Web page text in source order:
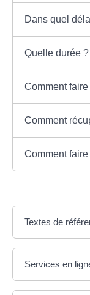
Dans quel
Quelle durée ?
Comment
Comment
Comment
Textes de
Services en